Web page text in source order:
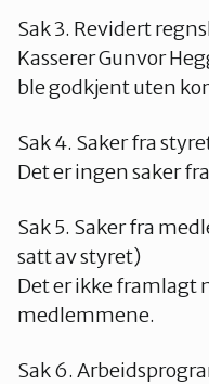
Sak 3. Revidert
Kasserer Gunvor
ble godkjent uten
Sak 4. Saker fra
Det er ingen saker
Sak 5. Saker fra
satt av styret)
Det er ikke framlagt
medlemmene.
Sak 6.